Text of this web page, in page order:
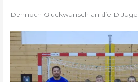
Dennoch Glückwunsch an die D-